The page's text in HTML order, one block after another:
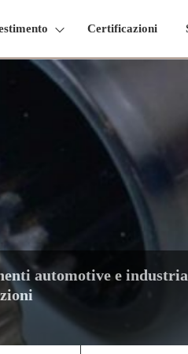
Certificazioni
per accessori di